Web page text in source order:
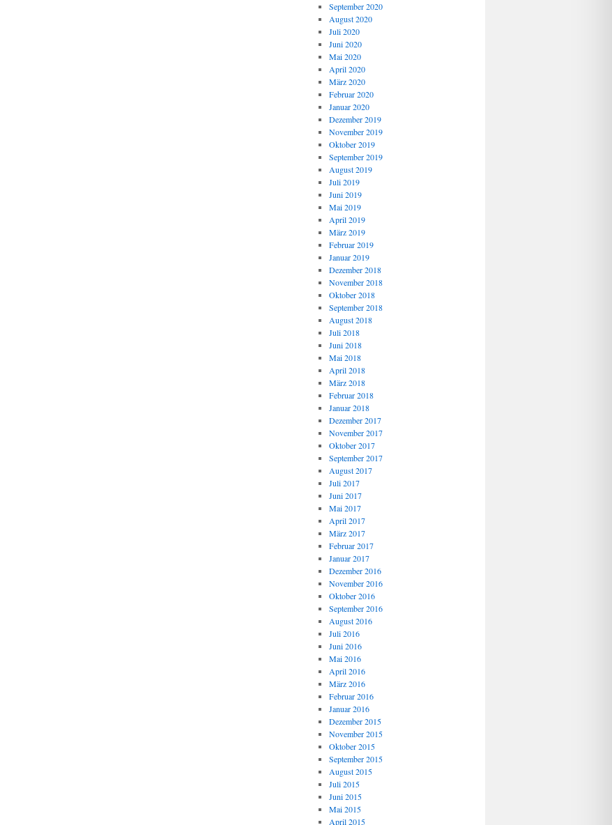
September 2020
August 2020
Juli 2020
Juni 2020
Mai 2020
April 2020
März 2020
Februar 2020
Januar 2020
Dezember 2019
November 2019
Oktober 2019
September 2019
August 2019
Juli 2019
Juni 2019
Mai 2019
April 2019
März 2019
Februar 2019
Januar 2019
Dezember 2018
November 2018
Oktober 2018
September 2018
August 2018
Juli 2018
Juni 2018
Mai 2018
April 2018
März 2018
Februar 2018
Januar 2018
Dezember 2017
November 2017
Oktober 2017
September 2017
August 2017
Juli 2017
Juni 2017
Mai 2017
April 2017
März 2017
Februar 2017
Januar 2017
Dezember 2016
November 2016
Oktober 2016
September 2016
August 2016
Juli 2016
Juni 2016
Mai 2016
April 2016
März 2016
Februar 2016
Januar 2016
Dezember 2015
November 2015
Oktober 2015
September 2015
August 2015
Juli 2015
Juni 2015
Mai 2015
April 2015